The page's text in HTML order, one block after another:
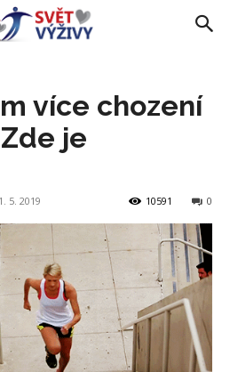
více chození
je
5. 2019 0
10591